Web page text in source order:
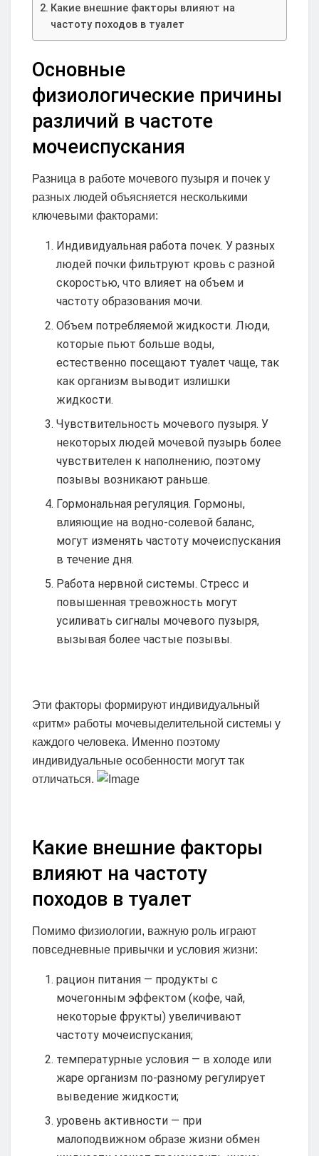
Какие внешние факторы влияют на
частоту походов в туалет
Основные
физиологические причины
различий в частоте
мочеиспускания
Разница в работе мочевого пузыря и почек у
разных людей объясняется несколькими
ключевыми факторами:
Индивидуальная работа почек. У разных
людей почки фильтруют кровь с разной
скоростью, что влияет на объем и
частоту образования мочи.
Объем потребляемой жидкости. Люди,
которые пьют больше воды,
естественно посещают туалет чаще, так
как организм выводит излишки
жидкости.
Чувствительность мочевого пузыря. У
некоторых людей мочевой пузырь более
чувствителен к наполнению, поэтому
позывы возникают раньше.
Гормональная регуляция. Гормоны,
влияющие на водно-солевой баланс,
могут изменять частоту мочеиспускания
в течение дня.
Работа нервной системы. Стресс и
повышенная тревожность могут
усиливать сигналы мочевого пузыря,
вызывая более частые позывы.
Эти факторы формируют индивидуальный
«ритм» работы мочевыделительной системы у
каждого человека. Именно поэтому
индивидуальные особенности могут так
отличаться.
Какие внешние факторы
влияют на частоту
походов в туалет
Помимо физиологии, важную роль играют
повседневные привычки и условия жизни:
рацион питания — продукты с
мочегонным эффектом (кофе, чай,
некоторые фрукты) увеличивают
частоту мочеиспускания;
температурные условия — в холоде или
жаре организм по-разному регулирует
выведение жидкости;
уровень активности — при
малоподвижном образе жизни обмен